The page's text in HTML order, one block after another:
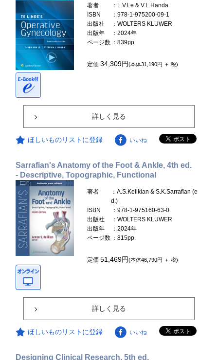
著者
：L.V.Le & V.L.Handa
ISBN
：978-1-975200-09-1
出版社
：WOLTERS KLUWER
出版年
：2024年
ページ数 ：839pp.
定価34,309円(本体31,190円 ＋ 税)
詳しく見る
ほしいものリストに登録 いいね
Sarrafian's Anatomy of the Foot & Ankle, 4th ed.
- Descriptive, Topographic, Functional
著者
：A.S.Kelikian & S.K.Sarrafian (e
d.)
ISBN
：978-1-975160-63-0
出版社
：WOLTERS KLUWER
出版年
：2024年
ページ数 ：815pp.
定価51,469円(本体46,790円 ＋ 税)
詳しく見る
ほしいものリストに登録 いいね
Designing Clinical Research, 5th ed.